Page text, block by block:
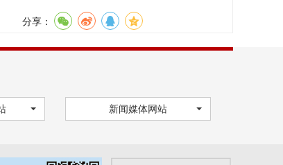
分享：
新闻媒体网站